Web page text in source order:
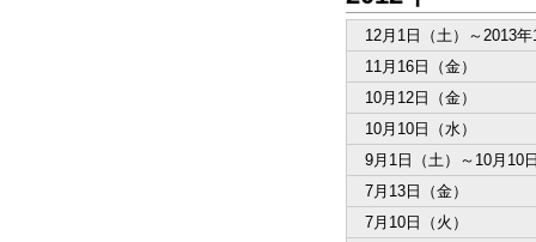
12月1日（土）～2013
11月16日（金）
10月12日（金）
10月10日（水）
9月1日（土）～10月10
7月13日（金）
7月10日（火）